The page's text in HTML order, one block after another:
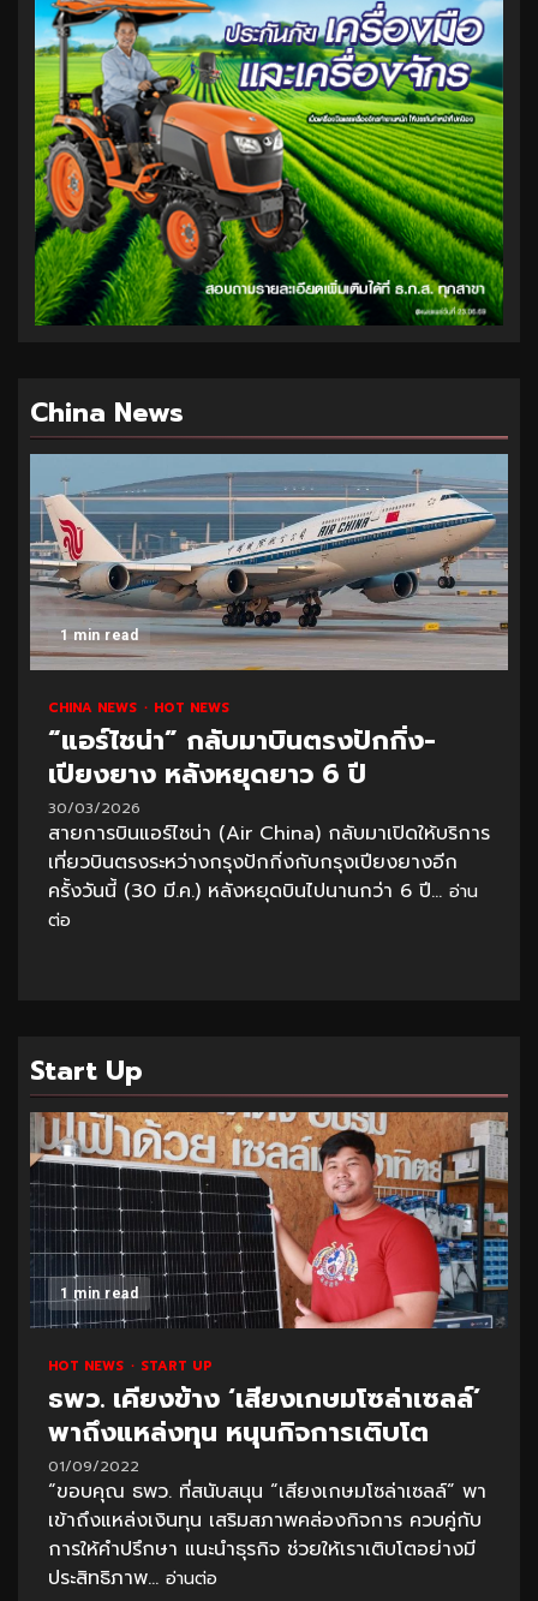
China News
1 min read
CHINA NEWS HOT NEWS
“แอร์ไชน่า” กลับมาบินตรงปักกิ่ง-
เปียงยาง หลังหยุดยาว 6 ปี
30/03/2026
สายการบินแอร์ไชน่า (Air China) กลับมาเปิดให้บริการ
เที่ยวบินตรงระหว่างกรุงปักกิ่งกับกรุงเปียงยางอีก
ครั้งวันนี้ (30 มี.ค.) หลังหยุดบินไปนานกว่า 6 ปี... อ่าน
ต่อ
Start Up
1 min read
HOT NEWS START UP
ธพว. เคียงข้าง ‘เสียงเกษมโซล่าเซลล์’
พาถึงแหล่งทุน หนุนกิจการเติบโต
01/09/2022
“ขอบคุณ ธพว. ที่สนับสนุน “เสียงเกษมโซล่าเซลล์” พา
เข้าถึงแหล่งเงินทุน เสริมสภาพคล่องกิจการ ควบคู่กับ
การให้คำปรึกษา แนะนำธุรกิจ ช่วยให้เราเติบโตอย่างมี
ประสิทธิภาพ... อ่านต่อ